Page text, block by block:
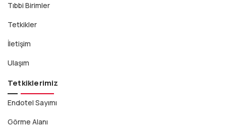
Tıbbi Birimler
Tetkikler
İletişim
Ulaşım
Tetkiklerimiz
Endotel Sayımı
Görme Alanı